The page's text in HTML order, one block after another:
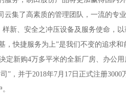
了高素质的管理团队，一流的专
新、安全之冲压设备及服务使命，
快捷服务为上”是我们不变的追求
新购4万多平米的全新厂房、办公
，并于2018年7月17日正式注册